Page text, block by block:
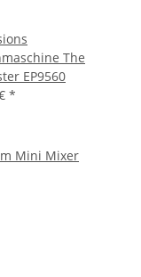
The
EP9560
*